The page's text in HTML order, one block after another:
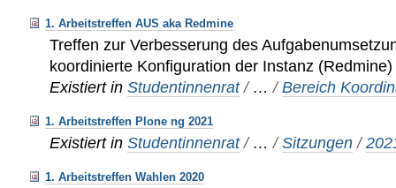
1. Arbeitstreffen AUS aka Redmine
Treffen zur Verbesserung des
koordinierte Konfiguration der Instanz
Existiert in Studentinnenrat / …/Bereich
1. Arbeitstreffen Plone ng 2021
Existiert in Studentinnenrat / …/Sitzungen /
1. Arbeitstreffen Wahlen 2020